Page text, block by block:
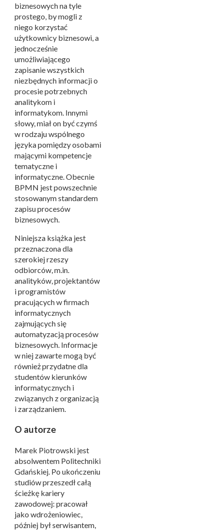
biznesowych na tyle
prostego, by mogli z
niego korzystać
użytkownicy biznesowi, a
jednocześnie
umożliwiającego
zapisanie wszystkich
niezbędnych informacji o
procesie potrzebnych
analitykom i
informatykom. Innymi
słowy, miał on być czymś
w rodzaju wspólnego
języka pomiędzy osobami
mającymi kompetencje
tematyczne i
informatyczne. Obecnie
BPMN jest powszechnie
stosowanym standardem
zapisu procesów
biznesowych.
Niniejsza książka jest
przeznaczona dla
szerokiej rzeszy
odbiorców, m.in.
analityków, projektantów
i programistów
pracujących w firmach
informatycznych
zajmujących się
automatyzacją procesów
biznesowych. Informacje
w niej zawarte mogą być
również przydatne dla
studentów kierunków
informatycznych i
związanych z organizacją
i zarządzaniem.
O autorze
Marek Piotrowski jest
absolwentem Politechniki
Gdańskiej. Po ukończeniu
studiów przeszedł całą
ścieżkę kariery
zawodowej: pracował
jako wdrożeniowiec,
później był serwisantem,